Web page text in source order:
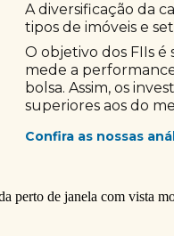
A diversificação da
tipos de imóveis e
O objetivo dos FIIs
mede a
bolsa. Assim, os
superiores aos do
Confira as nossas